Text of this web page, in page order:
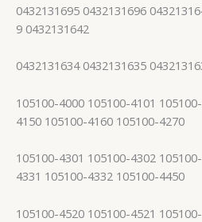
0432131695 0432131696
9 0432131642
0432131634 0432131635
105100-4000 105100-4101
4150 105100-4160 105100-4270
105100-4301 105100-4302
4331 105100-4332 105100-4450
105100-4520 105100-4521